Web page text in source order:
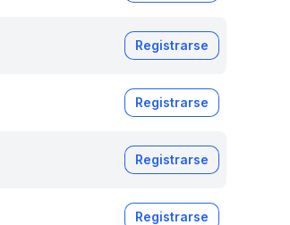
Registrarse
Registrarse
Registrarse
Registrarse